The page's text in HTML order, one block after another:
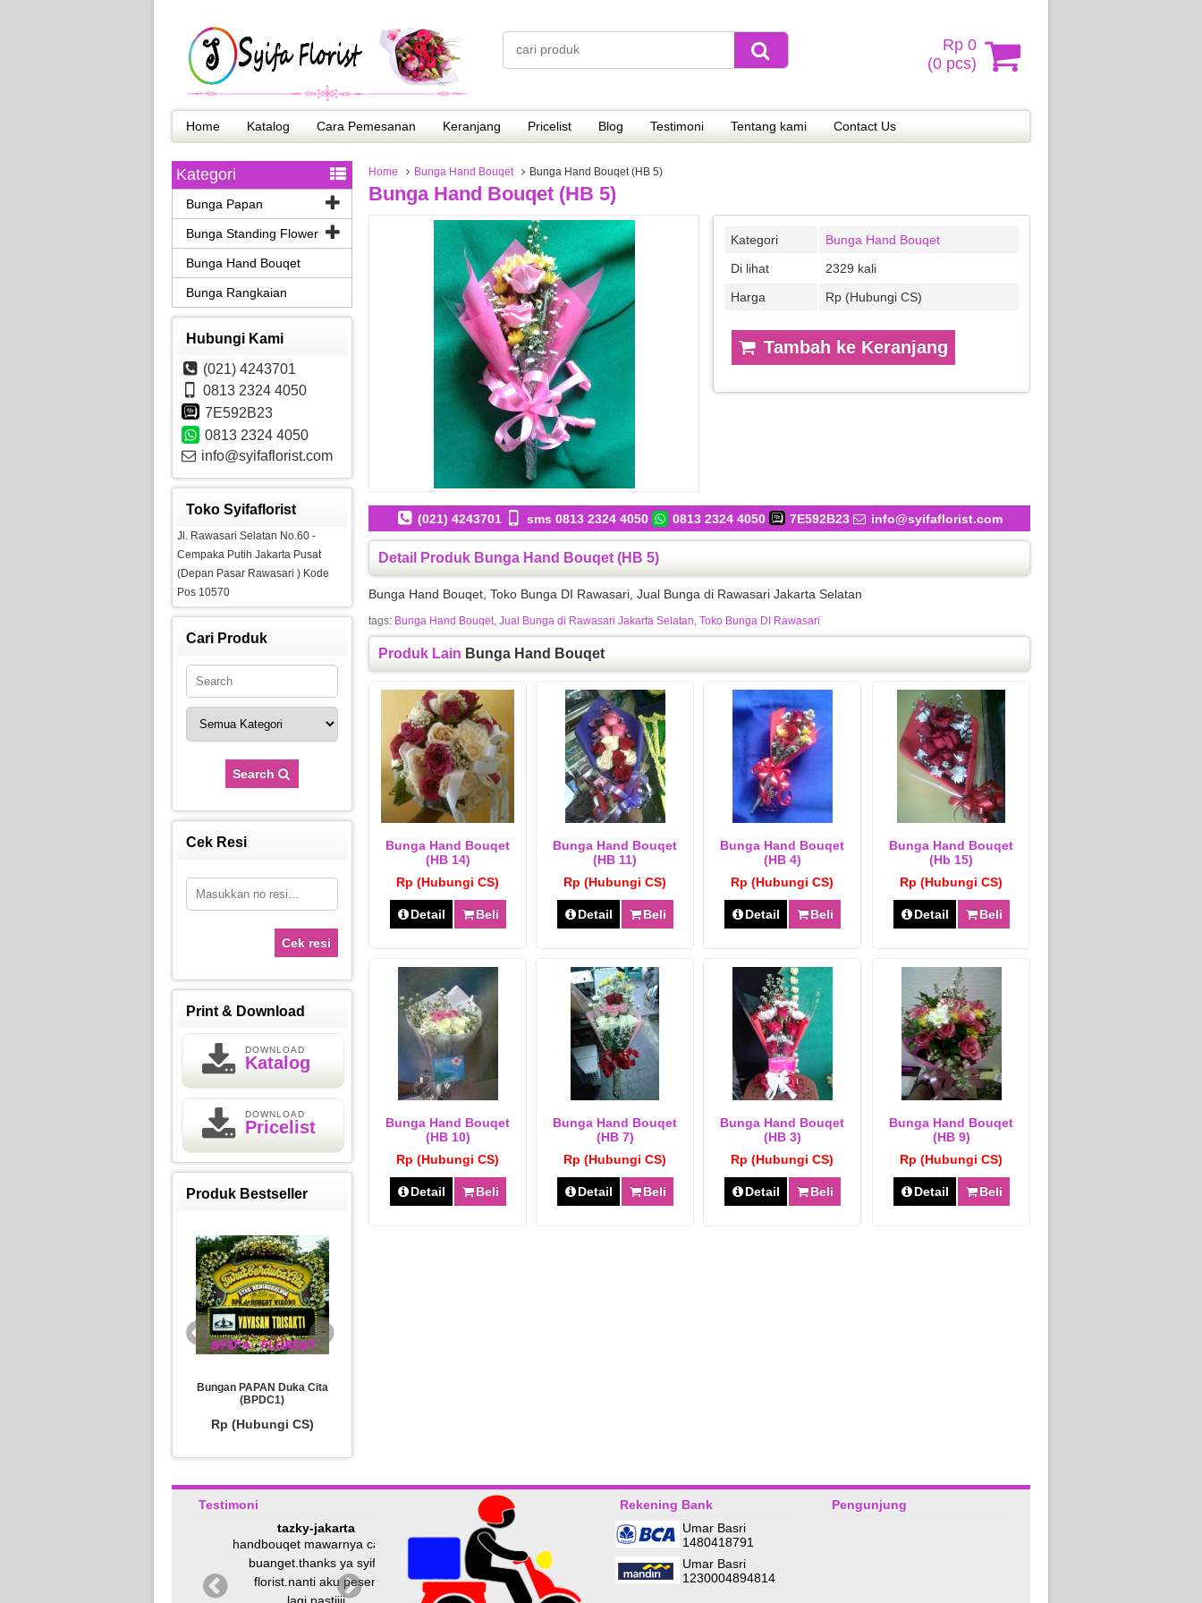
Rp 0
(0 pcs)
Home Katalog Cara Pemesanan Keranjang Pricelist Blog Testimoni Tentang kami Contact Us
Home Bunga Hand Bouqet Bunga Hand Bouqet (HB 5)
Bunga Hand Bouqet (HB 5)
Kategori
Bunga Hand Bouqet
Di lihat
2329 kali
Harga
Rp (Hubungi CS)
Tambah ke Keranjang
(021) 4243701 sms 0813 2324 4050 0813 2324 4050 7E592B23 info@syifaflorist.com
Detail Produk Bunga Hand Bouqet (HB 5)
Bunga Hand Bouqet, Toko Bunga DI Rawasari, Jual Bunga di Rawasari Jakarta Selatan
tags: Bunga Hand Bouqet, Jual Bunga di Rawasari Jakarta Selatan, Toko Bunga DI Rawasari
Produk Lain Bunga Hand Bouqet
Bunga Hand Bouqet
(HB 14)
Rp (Hubungi CS)
Detail Beli
Bunga Hand Bouqet
(HB 11)
Rp (Hubungi CS)
Detail Beli
Bunga Hand Bouqet
(HB 4)
Rp (Hubungi CS)
Detail Beli
Bunga Hand Bouqet
(hb 15)
Rp (Hubungi CS)
Detail Beli
Bunga Hand Bouqet
(HB 10)
Rp (Hubungi CS)
Detail Beli
Bunga Hand Bouqet
(HB 7)
Rp (Hubungi CS)
Detail Beli
Bunga Hand Bouqet
(HB 3)
Rp (Hubungi CS)
Detail Beli
Bunga Hand Bouqet
(HB 9)
Rp (Hubungi CS)
Detail Beli
Kategori
Bunga Papan
Bunga Standing Flower
Bunga Hand Bouqet
Bunga Rangkaian
Hubungi Kami
(021) 4243701
0813 2324 4050
7E592B23
0813 2324 4050
info@syifaflorist.com
Toko Syifaflorist
Jl. Rawasari Selatan No.60 -
Cempaka Putih Jakarta Pusat
(Depan Pasar Rawasari ) Kode
Pos 10570
Cari Produk
Search
Cek Resi
Cek resi
Print & Download
DOWNLOAD
Katalog
DOWNLOAD
Pricelist
Produk Bestseller
Bungan PAPAN Duka Cita
(BPDC1)
Rp (Hubungi CS)
Testimoni
tazky-jakarta
handbouqet mawarnya cantik
buanget.thanks ya syifa
florist.nanti aku pesen
admin-
Bisa mas, silahkan hubungi cs
kami, terima kasih
Maulidiana-Jakarta timur
Ini yg depan pasar itu bukan ?
Kalau pesan bisa diantar gak?
Rekening Bank
Umar Basri
1480418791
Umar Basri
1230004894814
Pengunjung